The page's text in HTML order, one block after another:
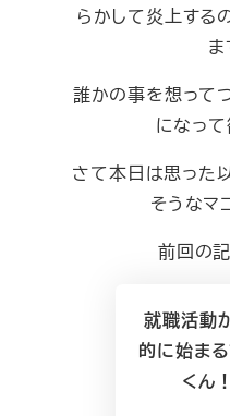
らかして炎上する
誰かの事を想って
になって
さて本日は思った
そうなマ
前回の
就職活動
的に始ま
くん！